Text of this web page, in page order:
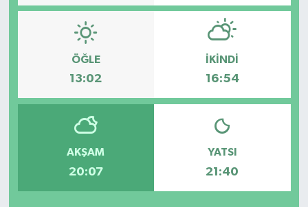
ÖĞLE
13:02
İKINDI
16:54
AKŞAM
20:07
YATSI
21:40